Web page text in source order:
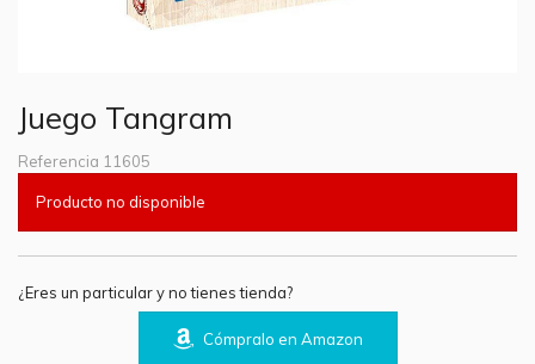
Juego Tangram
Referencia 11605
Producto no disponible
¿Eres un particular y no tienes tienda?
Cómpralo en Amazon